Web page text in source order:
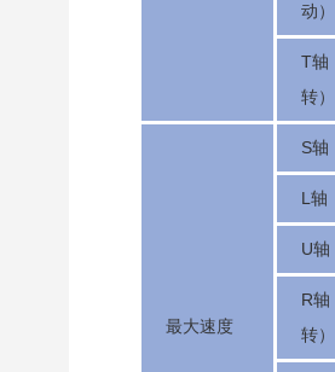
动）
T轴
转）
最大速度
S轴
L轴
U轴
R轴
转）